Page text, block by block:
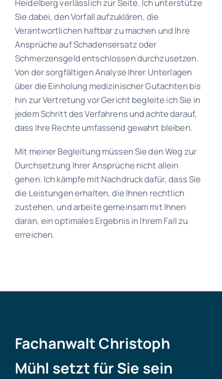
Heidelberg verlässlich zur Seite. Ich unterstütze
Sie dabei, den Vorfall aufzuklären, die
Verantwortlichen haftbar zu machen und Ihre
Ansprüche auf Schadensersatz oder
Schmerzensgeld entschlossen durchzusetzen.
Von der sorgfältigen Analyse Ihrer Unterlagen
über die Einholung medizinischer Gutachten bis
hin zur Vertretung vor Gericht begleite ich Sie in
jedem Schritt des Verfahrens und achte darauf,
dass Ihre Rechte umfassend gewahrt bleiben.
Mit meiner Begleitung müssen Sie den Weg zur
Durchsetzung Ihrer Ansprüche nicht allein
gehen. Ich kämpfe mit Nachdruck dafür, dass Sie
die Leistungen erhalten, die Ihnen rechtlich
zustehen, und arbeite gemeinsam mit Ihnen
daran, ein optimales Ergebnis in Ihrem Fall zu
erreichen.
Fachanwalt Christoph
Mühl setzt für Sie sein